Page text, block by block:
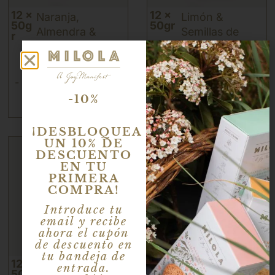
12 x
50g
r
Naranja,
Almendra &
22,68€
12 x
50gr
Limón &
Semillas de
Chía
22,68€
- +
12 x
Zanahoria y
12 x
Frambuesa,
-10%
¡DESBLOQUEA
UN 10% DE
DESCUENTO
EN TU
PRIMERA
COMPRA!
Introduce tu
email y recibe
ahora el cupón
de descuento en
tu bandeja de
entrada.